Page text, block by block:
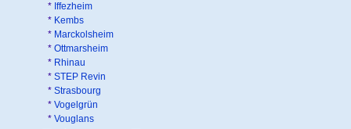
* Iffezheim
* Kembs
* Marckolsheim
* Ottmarsheim
* Rhinau
* STEP Revin
* Strasbourg
* Vogelgrün
* Vouglans